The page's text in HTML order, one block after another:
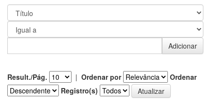
Result./Pág. | Ordenar por
Ordenar
Registro(s)